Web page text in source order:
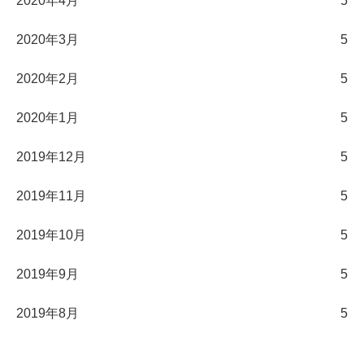
2020年3月 5
2020年2月 5
2020年1月 5
2019年12月 5
2019年11月 5
2019年10月 5
2019年9月 5
2019年8月 5